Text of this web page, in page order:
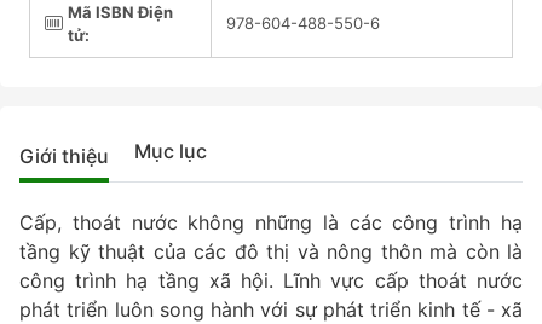
Mã ISBN Điện
tử:
978-604-488-550-6
Giới thiệu Mục lục
Cấp, thoát nước không những là các công trình hạ
tầng kỹ thuật của các đô thị và nông thôn mà còn là
công trình hạ tầng xã hội. Lĩnh vực cấp thoát nước
phát triển luôn song hành với sự phát triển kinh tế - xã